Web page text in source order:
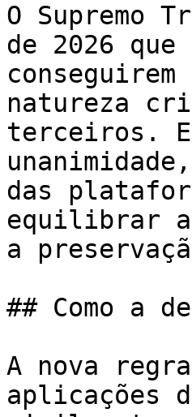
O Supremo
de 2026
natureza
terceiros.
das
equilibrar a
a
## Como a
A nova
aplicações